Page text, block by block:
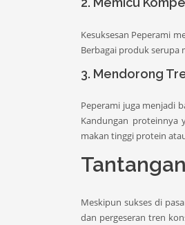
Kesuksesan Peperami
Berbagai produk serupa
3. Mendorong
Peperami juga menjadi
Kandungan proteinnya
makan tinggi protein
Meskipun sukses di
dan pergeseran tren